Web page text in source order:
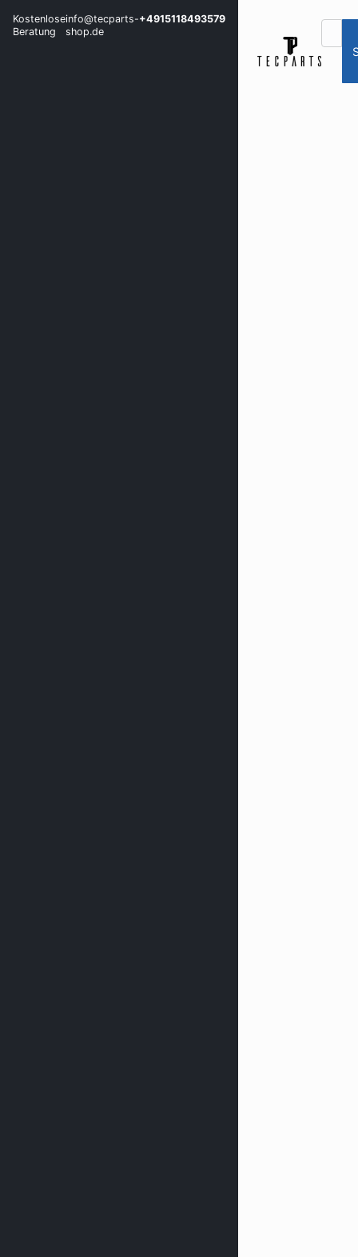
Kostenlose
Beratung
info@tecparts-
shop.de
+4915118493579